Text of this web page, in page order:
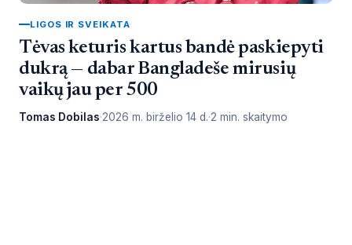
LIGOS IR SVEIKATA
Tėvas keturis kartus bandė paskiepyti
dukrą — dabar Bangladeše mirusių
vaikų jau per 500
Tomas Dobilas 2026 m. birželio 14 d. 2 min. skaitymo